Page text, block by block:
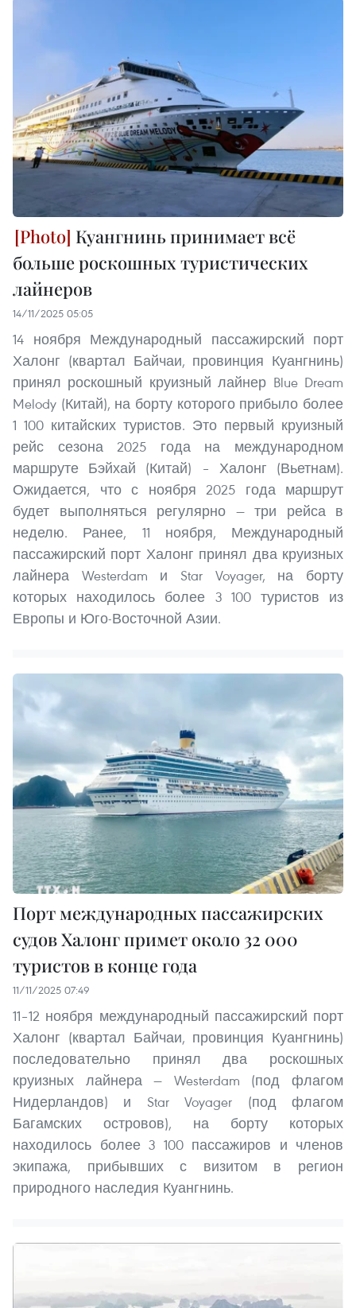
Куангнинь принимает всё
больше роскошных туристических
лайнеров
14/11/2025 05:05
14 ноября Международный пассажирский порт
Халонг (квартал Байчаи, провинция Куангнинь)
принял роскошный круизный лайнер Blue Dream
Melody (Китай), на борту которого прибыло более
1 100 китайских туристов. Это первый круизный
рейс сезона 2025 года на международном
маршруте Бэйхай (Китай) – Халонг (Вьетнам).
Ожидается, что с ноября 2025 года маршрут
будет выполняться регулярно — три рейса в
неделю. Ранее, 11 ноября, Международный
пассажирский порт Халонг принял два круизных
лайнера Westerdam и Star Voyager, на борту
которых находилось более 3 100 туристов из
Европы и Юго-Восточной Азии.
Порт международных пассажирских
судов Халонг примет около 32 000
туристов в конце года
11/11/2025 07:49
11–12 ноября международный пассажирский порт
Халонг (квартал Байчаи, провинция Куангнинь)
последовательно принял два роскошных
круизных лайнера — Westerdam (под флагом
Нидерландов) и Star Voyager (под флагом
Багамских островов), на борту которых
находилось более 3 100 пассажиров и членов
экипажа, прибывших с визитом в регион
природного наследия Куангнинь.